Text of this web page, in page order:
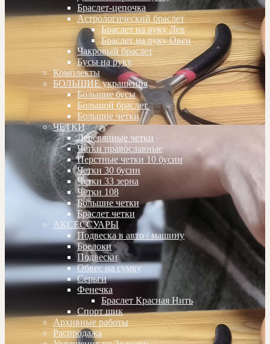
Браслет-цепочка
Астрологический браслет
Браслет на руку Лев
Браслет на руку Овен
Чакровый браслет
Бусы на руку
Комплекты
БОЛЬШИЕ украшения
Большие бусы
Большой браслет
Большие четки
ЧЕТКИ
Деревянные четки
Четки православные
Перстные четки 10 бусин
Четки 30 бусин
Четки 33 зерна
Четки 108
Большие четки
Браслет четки
АКСЕССУАРЫ
Подвеска в авто / машину
Брелоки
Подвески
Обвес на сумку
Серьги
Фенечка
Браслет Красная Нить
Спорт шик
Архивные работы
Распродажа